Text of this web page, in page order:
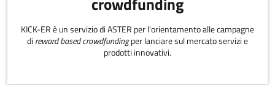
KICK-ER è un servizio di ASTER per l'orientamento alle campagne
di reward based crowdfundingper lanciare sul mercato servizi e
prodotti innovativi.